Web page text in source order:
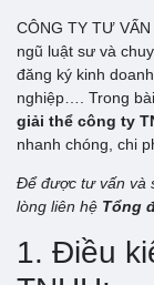
CÔNG TY TƯ
ngũ luật sư và
đăng ký kinh
nghiệp…. Trong
giải thể công ty
nhanh chóng, chi
Để được tư vấn và
lòng liên hệ Tổng
1. Điều